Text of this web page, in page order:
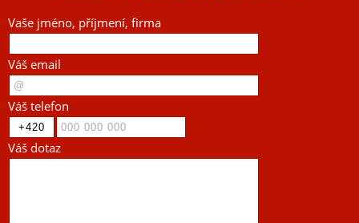
Vaše jméno, příjmení, firma
Váš email
Váš telefon
Váš dotaz